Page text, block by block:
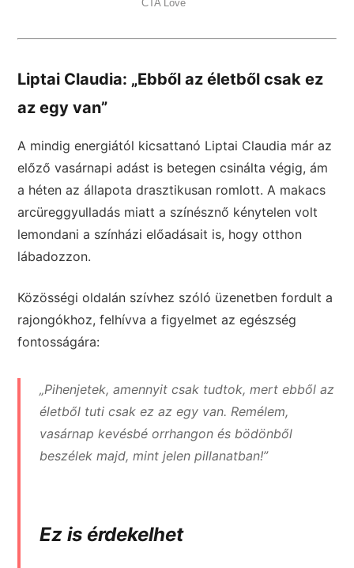
Liptai Claudia: „Ebből az életből csak ez
az egy van”
A mindig energiától kicsattanó Liptai Claudia már az
előző vasárnapi adást is betegen csinálta végig, ám
a héten az állapota drasztikusan romlott. A makacs
arcüreggyulladás miatt a színésznő kénytelen volt
lemondani a színházi előadásait is, hogy otthon
lábadozzon.
Közösségi oldalán szívhez szóló üzenetben fordult a
rajongókhoz, felhívva a figyelmet az egészség
fontosságára:
„Pihenjetek, amennyit csak tudtok, mert ebből az
életből tuti csak ez az egy van. Remélem,
vasárnap kevésbé orrhangon és bödönből
beszélek majd, mint jelen pillanatban!”
Ez is érdekelhet